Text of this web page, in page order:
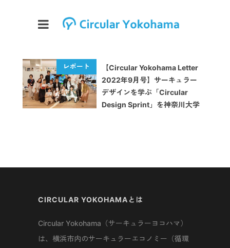
【Circular Yokohama Letter
2022年9月号】サーキュラー
デザインを学ぶ「Circular
Design Sprint」を神奈川大学
CIRCULAR YOKOHAMAとは
Circular Yokohama（サーキュラーヨコハマ）
は、横浜市内のサーキュラーエコノミー（循環